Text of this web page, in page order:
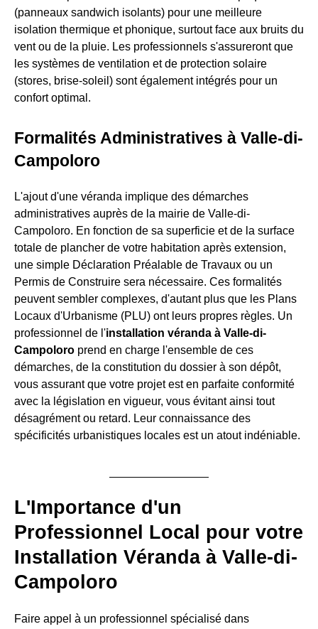
(panneaux sandwich isolants) pour une meilleure
isolation thermique et phonique, surtout face aux bruits du
vent ou de la pluie. Les professionnels s'assureront que
les systèmes de ventilation et de protection solaire
(stores, brise-soleil) sont également intégrés pour un
confort optimal.
Formalités Administratives à Valle-di-
Campoloro
L'ajout d'une véranda implique des démarches
administratives auprès de la mairie de Valle-di-
Campoloro. En fonction de sa superficie et de la surface
totale de plancher de votre habitation après extension,
une simple Déclaration Préalable de Travaux ou un
Permis de Construire sera nécessaire. Ces formalités
peuvent sembler complexes, d'autant plus que les Plans
Locaux d'Urbanisme (PLU) ont leurs propres règles. Un
professionnel de l'installation véranda à Valle-di-
Campoloro prend en charge l'ensemble de ces
démarches, de la constitution du dossier à son dépôt,
vous assurant que votre projet est en parfaite conformité
avec la législation en vigueur, vous évitant ainsi tout
désagrément ou retard. Leur connaissance des
spécificités urbanistiques locales est un atout indéniable.
L'Importance d'un
Professionnel Local pour votre
Installation Véranda à Valle-di-
Campoloro
Faire appel à un professionnel spécialisé dans